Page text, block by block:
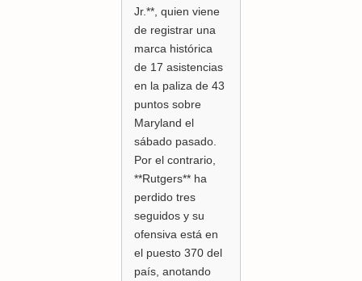
Jr.**, quien viene
de registrar una
marca histórica
de 17 asistencias
en la paliza de 43
puntos sobre
Maryland el
sábado pasado.
Por el contrario,
**Rutgers** ha
perdido tres
seguidos y su
ofensiva está en
el puesto 370 del
país, anotando